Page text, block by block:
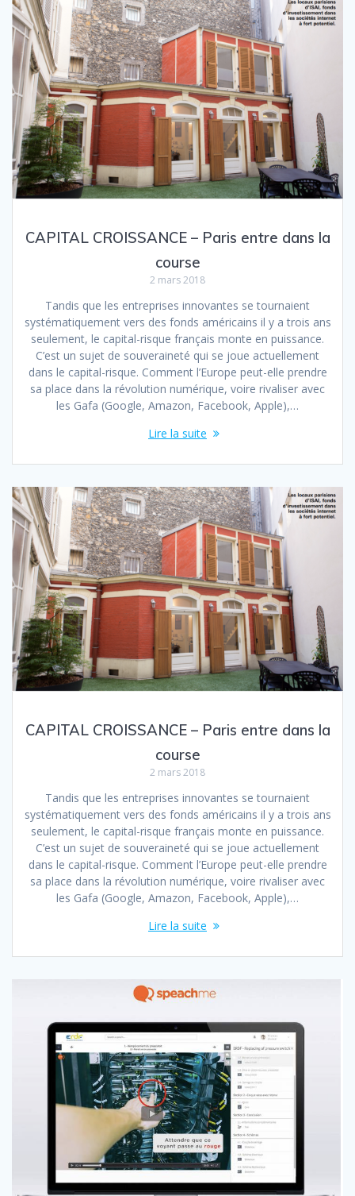
CAPITAL CROISSANCE – Paris entre dans la
course
2 mars 2018
Tandis que les entreprises innovantes se tournaient
systématiquement vers des fonds américains il y a trois ans
seulement, le capital-risque français monte en puissance.
C’est un sujet de souveraineté qui se joue actuellement
dans le capital-risque. Comment l’Europe peut-elle prendre
sa place dans la révolution numérique, voire rivaliser avec
les Gafa (Google, Amazon, Facebook, Apple),…
Lire la suite
CAPITAL CROISSANCE – Paris entre dans la
course
2 mars 2018
Tandis que les entreprises innovantes se tournaient
systématiquement vers des fonds américains il y a trois ans
seulement, le capital-risque français monte en puissance.
C’est un sujet de souveraineté qui se joue actuellement
dans le capital-risque. Comment l’Europe peut-elle prendre
sa place dans la révolution numérique, voire rivaliser avec
les Gafa (Google, Amazon, Facebook, Apple),…
Lire la suite